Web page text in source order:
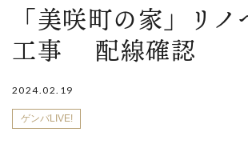
「美咲町の家」リ
工事 配線確認
2024.02.19
ゲンバLIVE!